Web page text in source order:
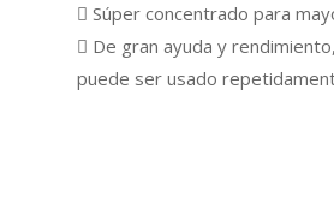
 Súper concentrado para
 De gran ayuda y
puede ser usado